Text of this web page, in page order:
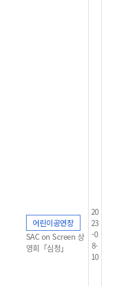
어린이공연장
SAC on Screen 상
영회「심청」
20
23
-0
8-
10